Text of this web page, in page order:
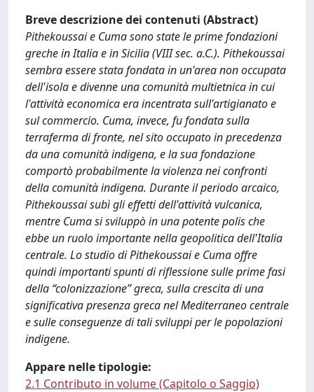
Breve descrizione dei contenuti (Abstract)
Pithekoussai e Cuma sono state le prime fondazioni
greche in Italia e in Sicilia (VIII sec. a.C.). Pithekoussai
sembra essere stata fondata in un'area non occupata
dell'isola e divenne una comunità multietnica in cui
l'attività economica era incentrata sull'artigianato e
sul commercio. Cuma, invece, fu fondata sulla
terraferma di fronte, nel sito occupato in precedenza
da una comunità indigena, e la sua fondazione
comportò probabilmente la violenza nei confronti
della comunità indigena. Durante il periodo arcaico,
Pithekoussai subì gli effetti dell'attività vulcanica,
mentre Cuma si sviluppò in una potente polis che
ebbe un ruolo importante nella geopolitica dell'Italia
centrale. Lo studio di Pithekoussai e Cuma offre
quindi importanti spunti di riflessione sulle prime fasi
della “colonizzazione” greca, sulla crescita di una
significativa presenza greca nel Mediterraneo centrale
e sulle conseguenze di tali sviluppi per le popolazioni
indigene.
Appare nelle tipologie:
2.1 Contributo in volume (Capitolo o Saggio)